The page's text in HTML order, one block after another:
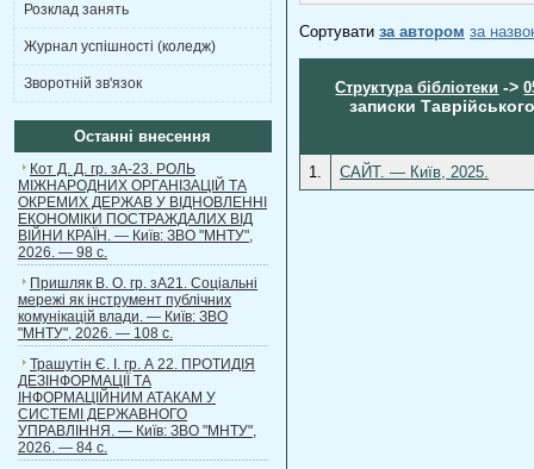
Розклад занять
Журнал успішності (коледж)
Зворотній зв'язок
Останні внесення
Кот Д. Д. гр. зА-23. РОЛЬ
МІЖНАРОДНИХ ОРГАНІЗАЦІЙ ТА
ОКРЕМИХ ДЕРЖАВ У ВІДНОВЛЕННІ
ЕКОНОМІКИ ПОСТРАЖДАЛИХ ВІД
ВІЙНИ КРАЇН. — Київ: ЗВО "МНТУ",
2026. — 98 с.
Пришляк В. О. гр. зА21. Соціальні
мережі як інструмент публічних
комунікацій влади. — Київ: ЗВО
"МНТУ", 2026. — 108 с.
Трашутін Є. І. гр. А 22. ПРОТИДІЯ
ДЕЗІНФОРМАЦІЇ ТА
ІНФОРМАЦІЙНИМ АТАКАМ У
СИСТЕМІ ДЕРЖАВНОГО
УПРАВЛІННЯ. — Київ: ЗВО "МНТУ",
2026. — 84 с.
Сортувати за автором за
Структура бібліотеки ->
записки
1. САЙТ. — Київ, 2025.